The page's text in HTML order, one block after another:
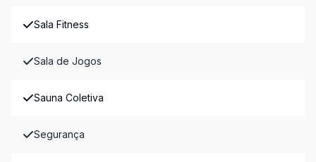
Sala Fitness
Sala de Jogos
Sauna Coletiva
Segurança